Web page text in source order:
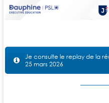
Je consulte le replay de la
25 mars 2026